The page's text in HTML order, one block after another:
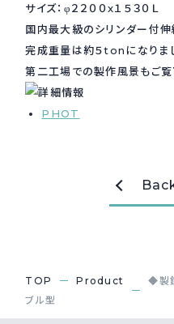
管路防災研究所
企業情報 Company
製品＆サービス
News&Topics
サイズ：φ２２００x１５３０Ｌ
国内最大級のシリンダー付伸
完成重量は約５tonになりまし
第二工場での製作風景もご覧
PHOT
TOP Product
◆製
ブル型